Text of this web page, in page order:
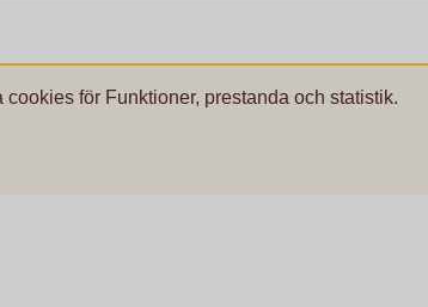
för Funktioner, prestanda och statistik.